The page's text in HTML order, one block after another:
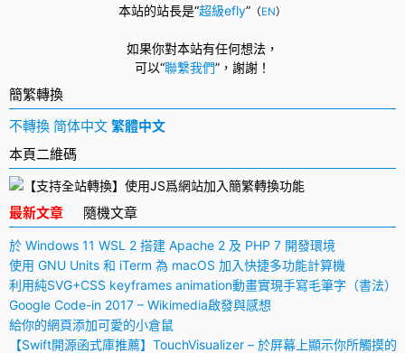
本站的站長是“超級efly” （EN）
如果你對本站有任何想法，
可以“聯繫我們”， 謝謝！
簡繁轉換
不轉換 简体中文 繁體中文
本頁二維碼
最新文章 隨機文章
於 Windows 11 WSL 2 搭建 Apache 2 及 PHP 7 開發環境
使用 GNU Units 和 iTerm 為 macOS 加入快捷多功能計算機
利用純SVG+CSS keyframes animation動畫實現手寫毛筆字（書法）
Google Code-in 2017 – Wikimedia啟發與感想
給你的網頁添加可愛的小倉鼠
【Swift開源函式庫推薦】TouchVisualizer – 於屏幕上顯示你所觸摸的